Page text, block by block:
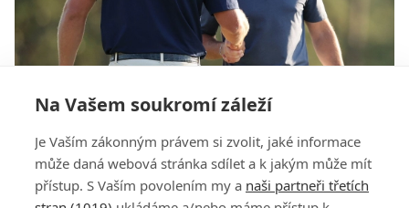
Na Vašem soukromí záleží
Je Vaším zákonným právem si zvolit, jaké informace
může daná webová stránka sdílet a k jakým může mít
přístup. S Vaším povolením my a naši partneři třetích
zasloužil. A co na Američana na The Open křičeli
fanoušci?